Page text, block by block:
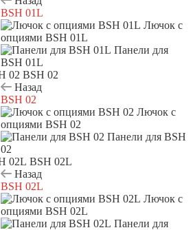
BSH 01L
Лючок с
опциями BSH 01L
Панели для
BSH 01L
BSH 02
Назад
BSH 02
Лючок с
опциями BSH 02
Панели для BSH
02
BSH 02L
Назад
BSH 02L
Лючок с
опциями BSH 02L
Панели для